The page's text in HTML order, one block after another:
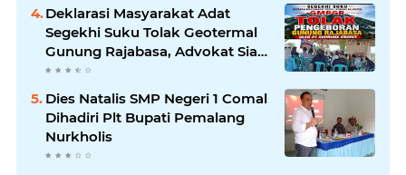
Deklarasi Masyarakat Adat
Segekhi Suku Tolak Geotermal
Gunung Rajabasa, Advokat Siap
Kawal Secara Hukum
Dies Natalis SMP Negeri 1 Comal
Dihadiri Plt Bupati Pemalang
Nurkholis